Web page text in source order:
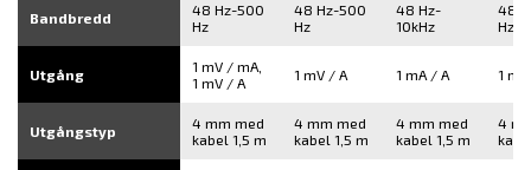
Bandbredd
48 Hz-500
Hz
48 Hz-500
Hz
48 Hz-
10kHz
48
Hz
Utgång
1 mV / mA,
1 mV / A
1 mV / A 1 mA / A 1
Utgångstyp
4 mm med
kabel 1,5 m
4 mm med
kabel 1,5 m
4 mm med
kabel 1,5 m
4